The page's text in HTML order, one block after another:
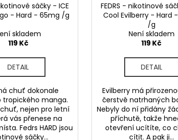
sáčky - ICE
- Hard - 65mg /g
skladem
119 Kč
DETAIL
chuť dokonale
tropického manga.
nejen pro letní
vás přenese na
Fedrs HARD jsou
sáčky...
FEDRS - nikotinové
Cool Evilberry - Hard
/g
Není skladem
119 Kč
DETAIL
Evilberry má
čerstvě natrhaných
Nebyly do ní přidány
příchutě, takže
otevření ucítíte, co
cítit. A pak ji...